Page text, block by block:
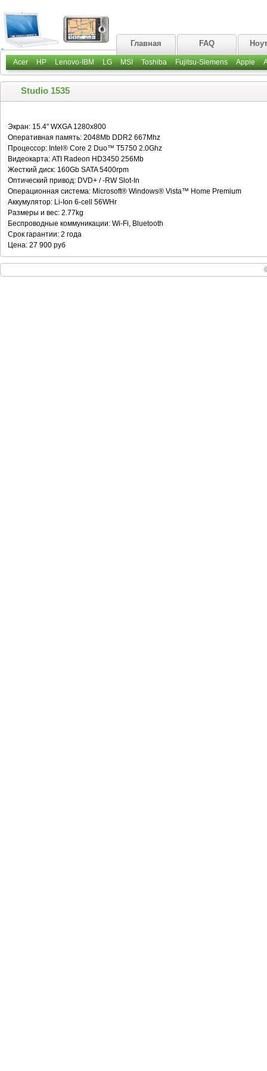
Главная FAQ
Acer HP Lenovo-IBM LG MSI Toshiba Fujitsu-Siemens Apple
Studio 1535
Экран: 15.4" WXGA 1280x800
Оперативная память: 2048Mb DDR2 667Mhz
Процессор: Intel® Core 2 Duo™ T5750 2.0Ghz
Видеокарта: ATI Radeon HD3450 256Mb
Жесткий диск: 160Gb SATA 5400rpm
Оптический привод: DVD+ / -RW Slot-In
Операционная система: Microsoft® Windows® Vista™ Home Premium
Аккумулятор: Li-Ion 6-cell 56WHr
Размеры и вес: 2.77kg
Беспроводные коммуникации: Wi-Fi, Bluetooth
Срок гарантии: 2 года
Цена: 27 900 руб